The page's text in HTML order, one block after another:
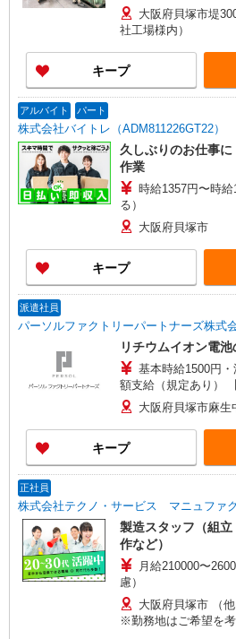
年目／月収30万円
大阪府貝塚市堤
社工場様内）
キープ
アルバイト パート
株式会社バイトレ（ADM811226GT22）
久しぶりのお仕事
作業
時給1357円〜時
る）
大阪府貝塚市
キープ
派遣社員
パーソルファクトリーパートナーズ株式
リチウムイオン電池
基本時給1500円
額支給（規定あり）
務＋残業40h＋深夜
大阪府貝塚市麻生
キープ
正社員
株式会社テクノ・サービス マニュファク
製造スタッフ（組
作など）
月給210000〜
慮）
大阪府貝塚市 （
※勤務地はご希望を